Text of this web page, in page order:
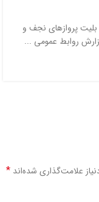
پروازهای نجف و
علامت‌گذاری شده‌اند *